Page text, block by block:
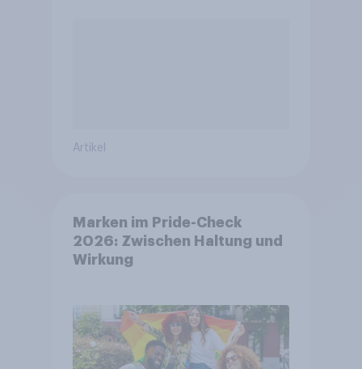
Artikel
Marken im Pride-Check
2026: Zwischen Haltung und
Wirkung